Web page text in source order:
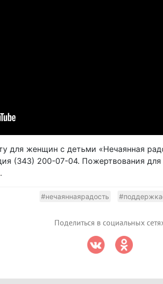
для женщин с детьми «Нечаянная
(343) 200-07-04. Пожертвования
.
#нечаяннаярадость
Поделиться в социальных